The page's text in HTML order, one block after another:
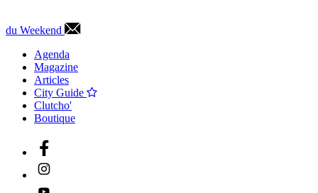
du Weekend
Agenda
Magazine
Articles
City Guide
Clutcho'
Boutique